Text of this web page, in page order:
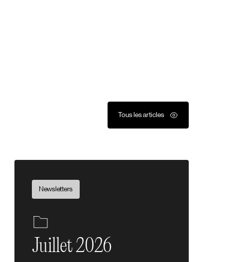
Tous les articles
Newsletters
Juillet 2026